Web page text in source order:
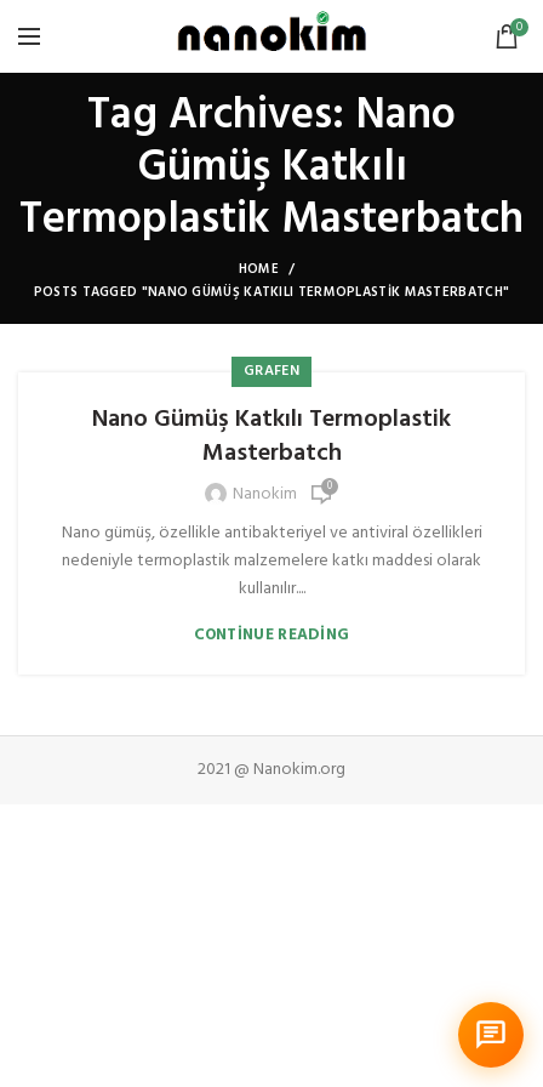
0
Tag Archives: Nano
Gümüş Katkılı
Termoplastik Masterbatch
HOME
POSTS TAGGED "NANO GÜMÜŞ KATKILI TERMOPLASTIK MASTERBATCH"
GRAFEN
Nano Gümüş Katkılı Termoplastik
Masterbatch
Nanokim 0
Nano gümüş, özellikle antibakteriyel ve antiviral özellikleri
nedeniyle termoplastik malzemelere katkı maddesi olarak
kullanılır....
CONTINUE READING
2021 @ Nanokim.org